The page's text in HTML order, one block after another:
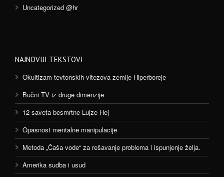
Uncategorized @hr
NAJNOVIJI TEKSTOVI
Okultizam tevtonskih vitezova zemlje Hiperboreje
Bučni TV iz druge dimenzije
12 saveta besmrtne Lujze Hej
Opasnost mentalne manipulacije
Metoda „Čaša vode“ za rešavanje problema i ispunjenje želja.
Amerika sudba i usud